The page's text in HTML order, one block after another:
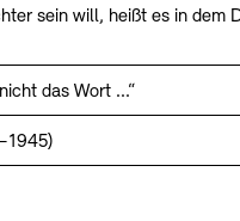
sein will, heißt es in dem
das Wort ...“